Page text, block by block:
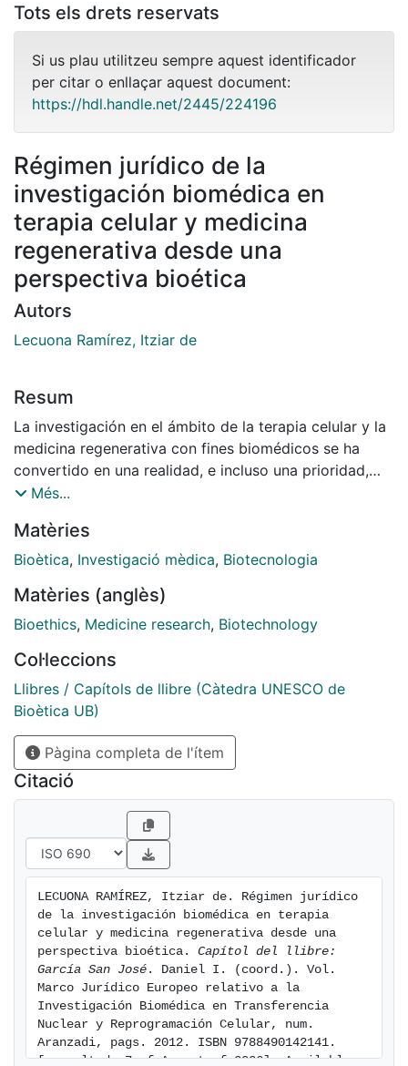
Tots els drets reservats
Si us plau utilitzeu sempre aquest identificador
per citar o enllaçar aquest document:
https://hdl.handle.net/2445/224196
Régimen jurídico de la
investigación biomédica en
terapia celular y medicina
regenerativa desde una
perspectiva bioética
Autors
Lecuona Ramírez, Itziar de
Resum
La investigación en el ámbito de la terapia celular y la
medicina regenerativa con fines biomédicos se ha
convertido en una realidad, e incluso una prioridad,
promovida por los Estados, como ocurre en el caso
motiva su desarrollo encierra diversos intereses y
promesas —a veces falsas— y confusión
para el legislador. El derecho está llamado a regular la
investigación biomédica tanto desde la perspectiva
importantes de la historia de la investigación
biomédica ya se ha empezado a escribir, estas
investigaciones permiten conocer mejor el
funcionamiento del ser humano, su desarrollo
biológico y disfunciones. Pero especialmente porque
de la respuesta jurídico-política depende que la
investigación se oriente al desarrollo de terapias
eficaces para tratar diferentes patologías y sus
resultados se apliquen en beneficio de la colectividad.
Més...
Matèries
Bioètica, Investigació mèdica, Biotecnologia
Matèries (anglès)
Bioethics, Medicine research, Biotechnology
Col·leccions
Llibres / Capítols de llibre (Càtedra UNESCO de
Bioètica UB)
Pàgina completa de l'ítem
Citació
LECUONA RAMÍREZ, Itziar de. Régimen jurídico
de la investigación biomédica en terapia
celular y medicina regenerativa desde una
perspectiva bioética. Capítol del llibre:
García San José . Daniel I. (coord.). Vol.
Marco Jurídico Europeo relativo a la
Investigación Biomédica en Transferencia
Nuclear y Reprogramación Celular, num.
Aranzadi, pags. 2012. ISBN 9788490142141.
[consulted: 7 of August of 2026]. Available